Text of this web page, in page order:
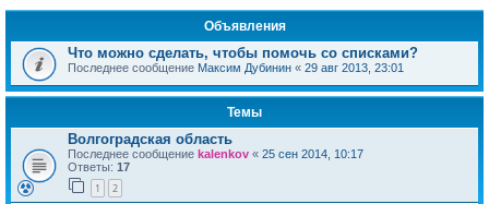
Объявления
Что можно сделать, чтобы помочь со списками?
Последнее сообщение Максим Дубинин « 29 авг 2013, 23:01
Темы
Волгоградская область
Последнее сообщение kalenkov « 25 сен 2014, 10:17
Ответы: 17
1 2